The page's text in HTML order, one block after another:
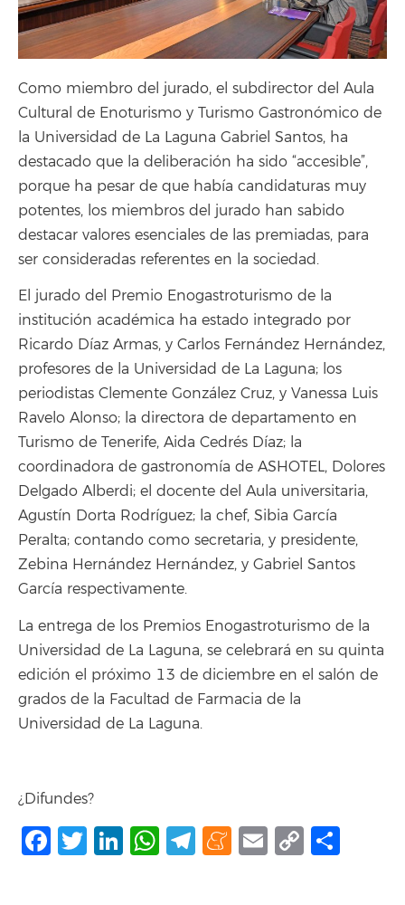
Como miembro del jurado, el subdirector del Aula
Cultural de Enoturismo y Turismo Gastronómico de
la Universidad de La Laguna Gabriel Santos, ha
destacado que la deliberación ha sido “accesible”,
porque ha pesar de que había candidaturas muy
potentes, los miembros del jurado han sabido
destacar valores esenciales de las premiadas, para
ser consideradas referentes en la sociedad.
El jurado del Premio Enogastroturismo de la
institución académica ha estado integrado por
Ricardo Díaz Armas, y Carlos Fernández Hernández,
profesores de la Universidad de La Laguna; los
periodistas Clemente González Cruz, y Vanessa Luis
Ravelo Alonso; la directora de departamento en
Turismo de Tenerife, Aida Cedrés Díaz; la
coordinadora de gastronomía de ASHOTEL, Dolores
Delgado Alberdi; el docente del Aula universitaria,
Agustín Dorta Rodríguez; la chef, Sibia García
Peralta; contando como secretaria, y presidente,
Zebina Hernández Hernández, y Gabriel Santos
García respectivamente.
La entrega de los Premios Enogastroturismo de la
Universidad de La Laguna, se celebrará en su quinta
edición el próximo 13 de diciembre en el salón de
grados de la Facultad de Farmacia de la
Universidad de La Laguna.
¿Difundes?
Facebook
Twitter
LinkedIn
WhatsApp
Telegram
Meneame
Email
Copy